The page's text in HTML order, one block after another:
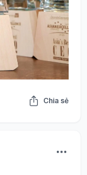
Chia sẻ